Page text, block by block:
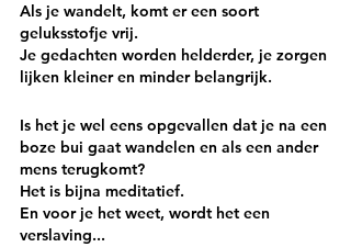
Als je wandelt, komt er een soort
geluksstofje vrij.
Je gedachten worden helderder, je zorgen
lijken kleiner en minder belangrijk.
Is het je wel eens opgevallen dat je na een
boze bui gaat wandelen en als een ander
mens terugkomt?
Het is bijna meditatief.
En voor je het weet, wordt het een
verslaving...